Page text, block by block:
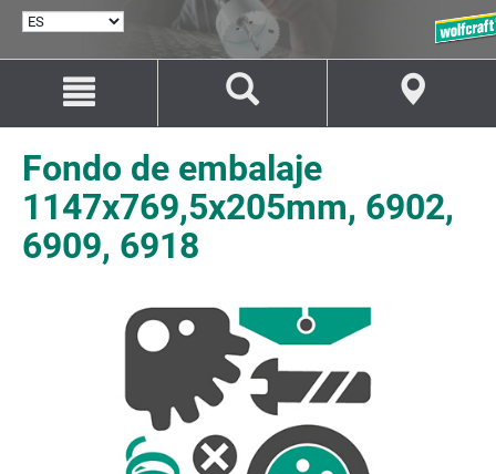
SELECCIONAR
contenido
la
navegación
Fondo de embalaje
1147x769,5x205mm, 6902,
6909, 6918